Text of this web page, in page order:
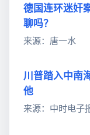
德国连环迷奸
聊吗？
来源：唐一水
川普踏入中南
他
来源：中时电子